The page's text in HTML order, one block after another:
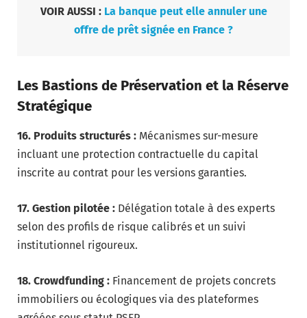
VOIR AUSSI : La banque peut elle annuler une
offre de prêt signée en France ?
Les Bastions de Préservation et la Réserve
Stratégique
16. Produits structurés : Mécanismes sur-mesure
incluant une protection contractuelle du capital
inscrite au contrat pour les versions garanties.
17. Gestion pilotée : Délégation totale à des experts
selon des profils de risque calibrés et un suivi
institutionnel rigoureux.
18. Crowdfunding : Financement de projets concrets
immobiliers ou écologiques via des plateformes